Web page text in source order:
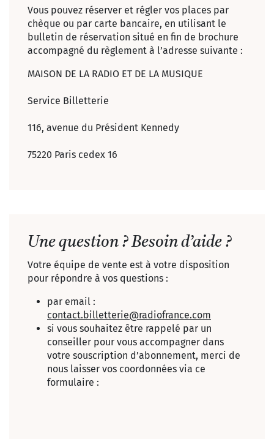
Vous pouvez réserver et régler vos places par
chèque ou par carte bancaire, en utilisant le
bulletin de réservation situé en fin de brochure
accompagné du règlement à l’adresse suivante :
MAISON DE LA RADIO ET DE LA MUSIQUE
Service Billetterie
116, avenue du Président Kennedy
75220 Paris cedex 16
Une question ? Besoin d’aide ?
Votre équipe de vente est à votre disposition
pour répondre à vos questions :
par email :
contact.billetterie@radiofrance.com
si vous souhaitez être rappelé par un
conseiller pour vous accompagner dans
votre souscription d’abonnement, merci de
nous laisser vos coordonnées via ce
formulaire :